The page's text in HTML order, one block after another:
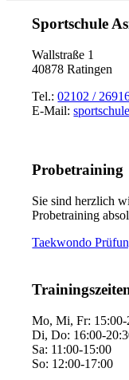
Sportschule
Wallstraße 1
40878 Ratingen
Tel.:02102 /
E-Mail:
Probetraining
Sie sind herzlich
Probetraining
Taekwondo
Mo, Mi, Fr: 15:00-
Di, Do: 16:00-
Sa: 11:00-15:00
So: 12:00-17:00